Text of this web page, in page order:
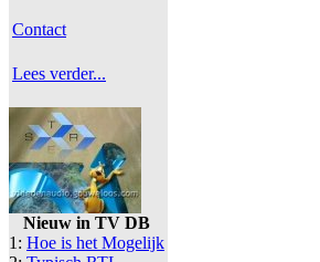
Contact
Lees verder...
Nieuw in TV DB
1: Hoe is het Mogelijk